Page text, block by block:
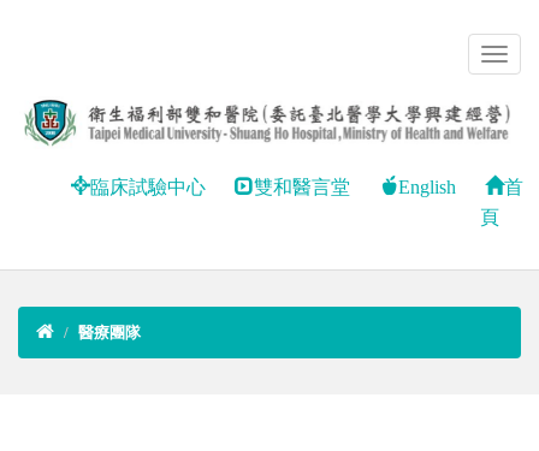
臨床試驗中心 雙和醫言堂 English
首
頁
醫療團隊